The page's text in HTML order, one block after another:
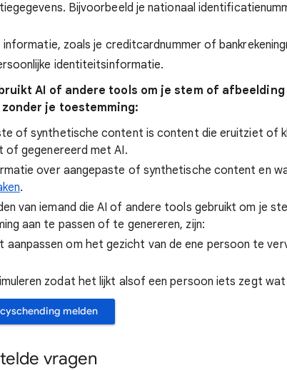
Bijvoorbeeld je nationaal
informatie, zoals je creditcardnummer of
identiteitsinformatie.
AI of andere tools om je stem of
je toestemming:
of synthetische content is content die eruitziet of
of gegenereerd met AI.
over aangepaste of synthetische content en
.
van iemand die AI of andere tools gebruikt om je
aan te passen of te genereren, zijn:
aanpassen om het gezicht van de ene persoon te
zodat het lijkt alsof een persoon iets zegt
melden
vragen